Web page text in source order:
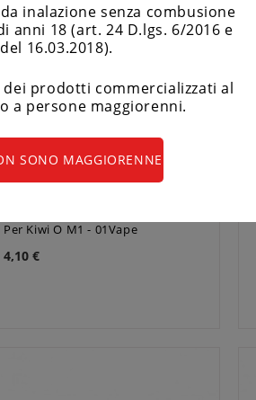
inalazione senza combusione
18 (art. 24 D.lgs. 6/2016 e
16.03.2018).
prodotti commercializzati al
a persone maggiorenni.
SONO MAGGIORENNE
Per Kiwi O M1 - 01Vape
4,10 €